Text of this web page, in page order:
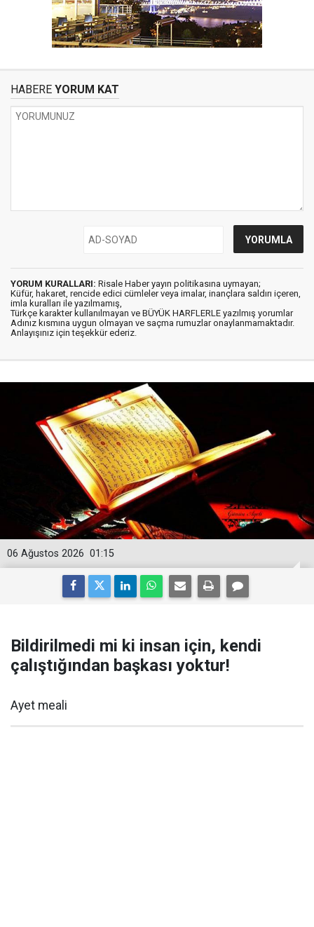
HABERE YORUM KAT
YORUM KURALLARI: Risale Haber yayın politikasına uymayan;
Küfür, hakaret, rencide edici cümleler veya imalar, inançlara saldırı içeren,
imla kuralları ile yazılmamış,
Türkçe karakter kullanılmayan ve BÜYÜK HARFLERLE yazılmış yorumlar
Adınız kısmına uygun olmayan ve saçma rumuzlar onaylanmamaktadır.
Anlayışınız için teşekkür ederiz.
01:15
06 Ağustos 2026
Bildirilmedi mi ki insan için, kendi
çalıştığından başkası yoktur!
Ayet meali